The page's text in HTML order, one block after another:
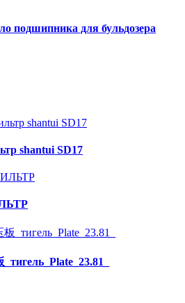
подшипника для бульдозера
shantui SD17